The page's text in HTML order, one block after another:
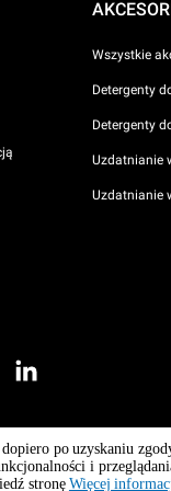
Wszystkie
Detergenty
Detergenty
Uzdatnianie
Uzdatnianie
zastrzeżone. Imp. Reg.
zakładowy 5 000
I.V.A.) / C.F.
po uzyskaniu
i
stronę Więcej